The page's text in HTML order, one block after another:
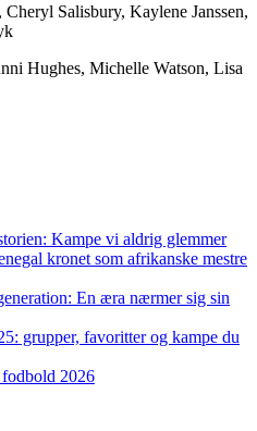
Salisbury, Kaylene Janssen,
Hughes, Michelle Watson, Lisa
Kampe vi aldrig glemmer
kronet som afrikanske mestre
En æra nærmer sig sin
grupper, favoritter og kampe du
2026